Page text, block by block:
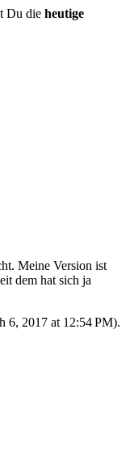
Du die heutige
Meine Version ist
dem hat sich ja
6, 2017 at 12:54 PM).